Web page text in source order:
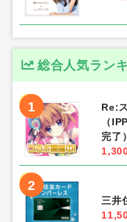
総合人気ラン
1
Re:
（
完了
2
三井